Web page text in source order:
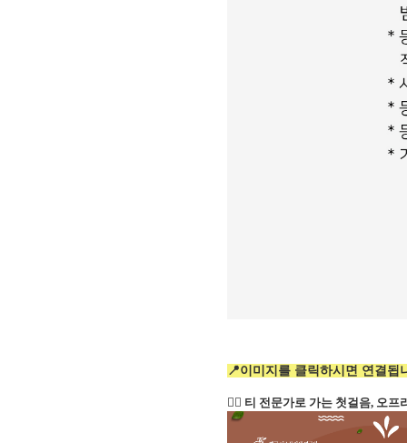
📍이미지를 클릭하시면 연결됩
👉🏻 티 전문가로 가는 첫걸음, 오